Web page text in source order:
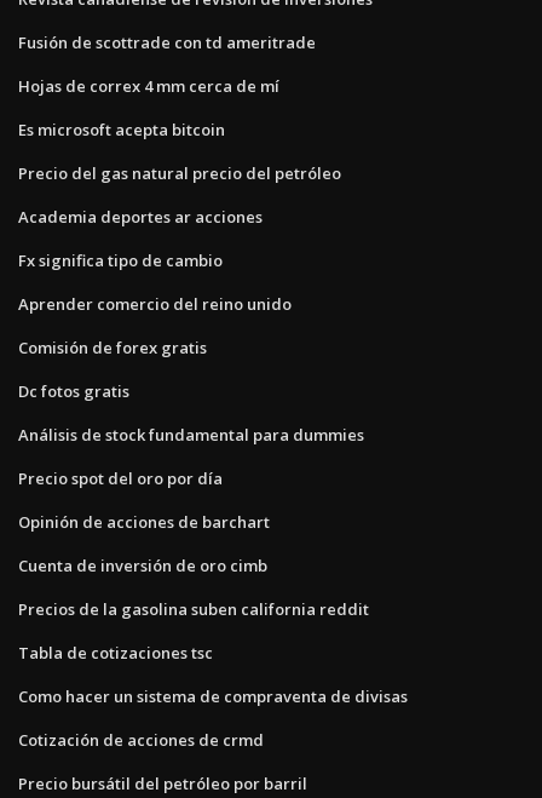
Fusión de scottrade con td ameritrade
Hojas de correx 4 mm cerca de mí
Es microsoft acepta bitcoin
Precio del gas natural precio del petróleo
Academia deportes ar acciones
Fx significa tipo de cambio
Aprender comercio del reino unido
Comisión de forex gratis
Dc fotos gratis
Análisis de stock fundamental para dummies
Precio spot del oro por día
Opinión de acciones de barchart
Cuenta de inversión de oro cimb
Precios de la gasolina suben california reddit
Tabla de cotizaciones tsc
Como hacer un sistema de compraventa de divisas
Cotización de acciones de crmd
Precio bursátil del petróleo por barril